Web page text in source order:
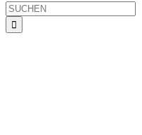
Suche
nach: